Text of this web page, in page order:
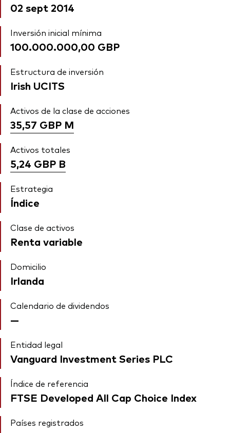
02 sept 2014
Inversión inicial mínima
100.000.000,00 GBP
Estructura de inversión
Irish UCITS
Activos de la clase de acciones
35,57 GBP M
Activos totales
5,24 GBP B
Estrategia
Índice
Clase de activos
Renta variable
Domicilio
Irlanda
Calendario de dividendos
—
Entidad legal
Vanguard Investment Series PLC
Índice de referencia
FTSE Developed All Cap Choice Index
Países registrados